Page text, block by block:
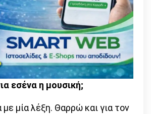
εσένα η μουσική;
μία λέξη. Θαρρώ και για τον